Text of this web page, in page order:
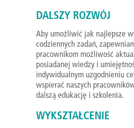
DALSZY ROZWÓJ
Aby umożliwić jak najlepsze
codziennych zadań,
pracownikom możliwość
posiadanej wiedzy i
indywidualnym uzgodnieniu
wspierać naszych
dalszą edukację i szkolenia.
WYKSZTAŁCENIE